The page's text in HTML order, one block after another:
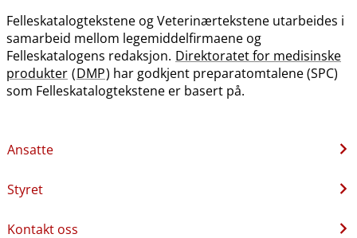
Felleskatalogtekstene og Veterinærtekstene utarbeides i
samarbeid mellom legemiddelfirmaene og
Felleskatalogens redaksjon. Direktoratet for medisinske
produkter (DMP) har godkjent preparatomtalene (SPC)
som Felleskatalogtekstene er basert på.
Ansatte
Styret
Kontakt oss